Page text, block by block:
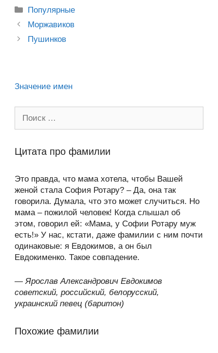
kl
a
ss
b
o
s
A
p
gr
a
m
Рубрики
Популярные
Post
navigation
Моржавиков
Пушинков
Значение имен
Цитата про фамилии
Это правда, что мама хотела, чтобы Вашей
женой стала София Ротару? – Да, она так
говорила. Думала, что это может случиться. Но
мама – пожилой человек! Когда слышал об
этом, говорил ей: «Мама, у Софии Ротару муж
есть!» У нас, кстати, даже фамилии с ним почти
одинаковые: я Евдокимов, а он был
Евдокименко. Такое совпадение.
— Ярослав Александрович Евдокимов
советский, российский, белорусский,
украинский певец (баритон)
Похожие фамилии